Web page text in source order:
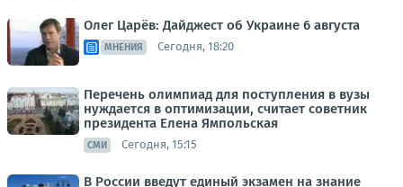
Олег Царёв: Дайджест об Украине 6 августа
МНЕНИЯ Сегодня, 18:20
Перечень олимпиад для поступления в вузы
нуждается в оптимизации, считает советник
президента Елена Ямпольская
СМИ Сегодня, 15:15
В России введут единый экзамен на знание